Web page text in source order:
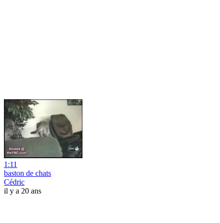
1:11
baston de chats
Cédric
il y a 20 ans